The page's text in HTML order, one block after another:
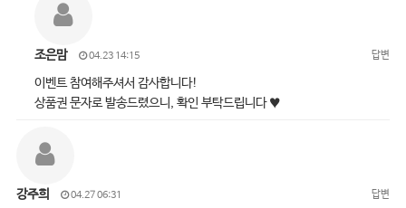
조은맘 04.23 14:15 답변
이벤트 참여해주셔서 감사합니다!
상품권 문자로 발송드렸으니, 확인 부탁드립니다 ♥
강주희 04.27 06:31 답변